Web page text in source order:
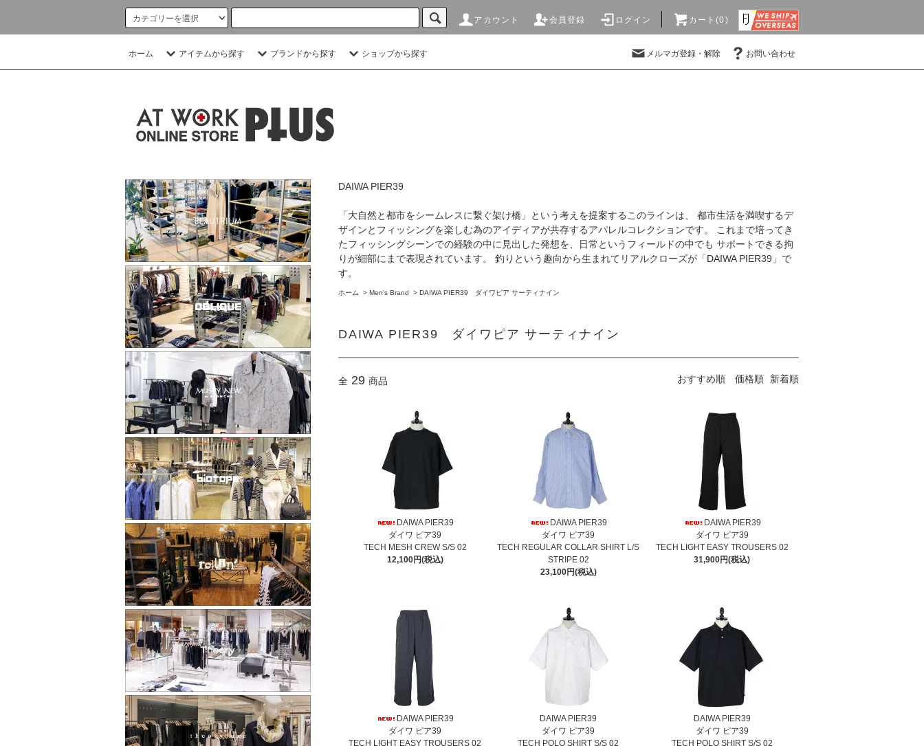
アカウント 会員登録 ログイン カート(0)
ホーム アイテムから探す ブランドから探す ショップから探す メルマガ登録・解除 お問い合わせ
DAIWA PIER39
「大自然と都市をシームレスに繋ぐ架け橋」という考えを提案するこのラインは、 都市生活を満喫するデ
ザインとフィッシングを楽しむ為のアイディアが共存するアパレルコレクションです。 これまで培ってき
たフィッシングシーンでの経験の中に見出した発想を、日常というフィールドの中でも サポートできる拘
りが細部にまで表現されています。 釣りという趣向から生まれてリアルクローズが「DAIWA PIER39」で
す。
ホーム > Men's Brand > DAIWA PIER39 ダイワピア サーティナイン
DAIWA PIER39 ダイワピア サーティナイン
全 29 商品 おすすめ順 価格順 新着順
DAIWA PIER39
ダイワ ピア39
TECH MESH CREW S/S 02
12,100円(税込)
DAIWA PIER39
ダイワ ピア39
TECH REGULAR COLLAR SHIRT L/S
STRIPE 02
23,100円(税込)
DAIWA PIER39
ダイワ ピア39
TECH LIGHT EASY TROUSERS 02
31,900円(税込)
DAIWA PIER39
ダイワ ピア39
TECH LIGHT EASY TROUSERS 02
DAIWA PIER39
ダイワ ピア39
TECH POLO SHIRT S/S 02
DAIWA PIER39
ダイワ ピア39
TECH POLO SHIRT S/S 02